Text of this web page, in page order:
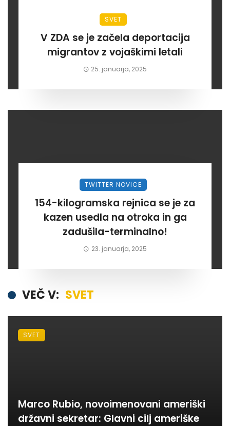
SVET
V ZDA se je začela deportacija
migrantov z vojaškimi letali
25. januarja, 2025
TWITTER NOVICE
154-kilogramska rejnica se je za
kazen usedla na otroka in ga
zadušila-terminalno!
23. januarja, 2025
VEČ V: SVET
Marco Rubio, novoimenovani ameriški
državni sekretar: Glavni cilj ameriške
SVET